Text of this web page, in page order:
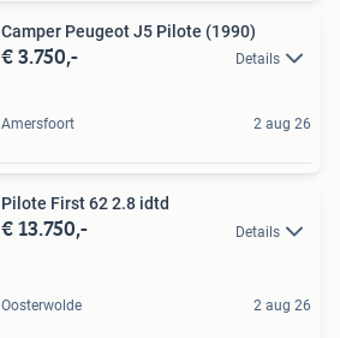
Camper Peugeot J5 Pilote (1990)
€ 3.750,- Details
Amersfoort 2 aug 26
Pilote First 62 2.8 idtd
€ 13.750,- Details
Oosterwolde 2 aug 26